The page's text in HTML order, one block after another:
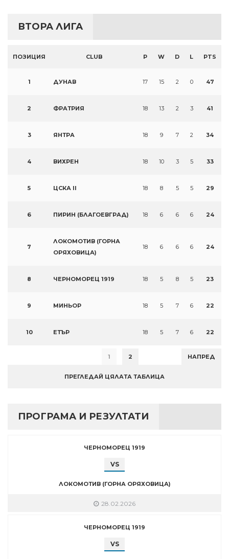
ВТОРА ЛИГА
ПОЗИЦИЯ CLUB P W D L PTS
1 ДУНАВ 17 15 2 0 47
2 ФРАТРИЯ 18 13 2 3 41
3 ЯНТРА 18 9 7 2 34
4 ВИХРЕН 18 10 3 5 33
5 ЦСКА II 18 8 5 5 29
6 ПИРИН (БЛАГОЕВГРАД) 18 6 6 6 24
7
ЛОКОМОТИВ (ГОРНА
ОРЯХОВИЦА)
18 6 6 6 24
8 ЧЕРНОМОРЕЦ 1919 18 5 8 5 23
9 МИНЬОР 18 5 7 6 22
10 ЕТЪР 18 5 7 6 22
1 2 НАПРЕД
ПРЕГЛЕДАЙ ЦЯЛАТА ТАБЛИЦА
ПРОГРАМА И РЕЗУЛТАТИ
ЧЕРНОМОРЕЦ 1919
VS
ЛОКОМОТИВ (ГОРНА ОРЯХОВИЦА)
28.02.2026
ЧЕРНОМОРЕЦ 1919
VS